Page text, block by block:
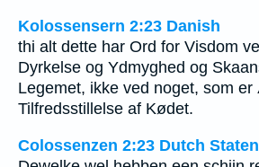
Kolossensern 2:23 Danish
thi alt dette har Ord for Visdom
Dyrkelse og Ydmyghed og
Legemet, ikke ved noget, som
Tilfredsstillelse af Kødet.
Colossenzen 2:23 Dutch